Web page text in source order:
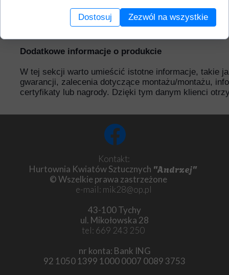
Dodatkowe informacje o produkcie
W tej sekcji warto umieścić istotne informacje, takie
gwarancji, zalecenia dotyczące montażu/montażu,
certyfikaty lub nagrody. Dzięki tym danym klienci
Kontakt:
Hurtownia Kwiatów Sztucznych "Andrzej"
© Wszelkie prawa zastrzeżone
e-mail: mik28@op.pl
43-100 Tychy
ul. Mikołowska 28
tel: 669 243 250
nr konta: Bank ING
92 1050 1399 1000 0007 0089 3753
Dostosuj Zezwól na wszystkie